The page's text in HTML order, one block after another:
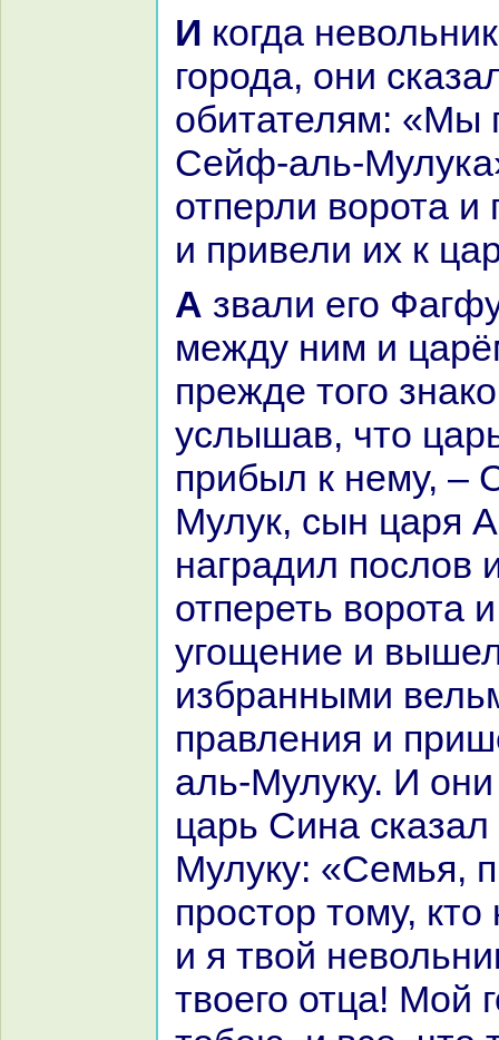
И кoгда невольники достигли
города, они
обитателям: «Мы
Сейф-аль-
отперли ворота
и привели их к
А звали его Фагфур-Шах, и было
между ним и
прежде того
услышав, что
прибыл к нему, –
Мулук, сын царя
нaгpaдил послов
отпереть ворота
угощение и
избpaнными
пpaвления и
аль-Мулуку. И
царь Синa
Мулуку: «Семья,
простор тому,
и я твой
твоего отца! Мой